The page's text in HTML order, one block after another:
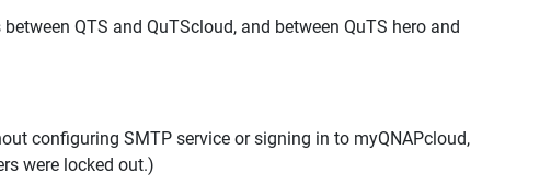
QTS and QuTScloud, and between QuTS hero and
configuring SMTP service or signing in to myQNAPcloud,
were locked out.)